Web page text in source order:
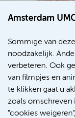
Amsterdam
Sommige van
noodzakelijk.
verbeteren. Ook
van filmpjes en
te klikken gaat u
zoals omschreven
"cookies
voor patiënten